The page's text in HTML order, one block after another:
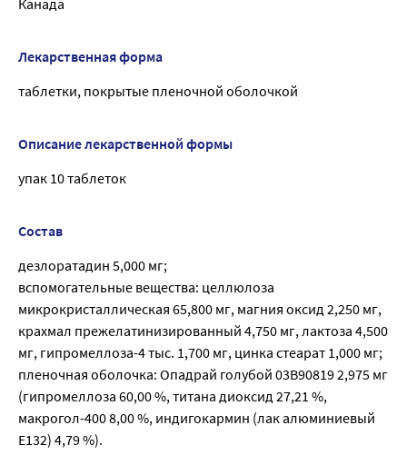
Канада
Лекарственная форма
таблетки, покрытые пленочной оболочкой
Описание лекарственной формы
упак 10 таблеток
Состав
дезлоратадин 5,000 мг;
вспомогательные вещества: целлюлоза
микрокристаллическая 65,800 мг, магния оксид 2,250 мг,
крахмал прежелатинизированный 4,750 мг, лактоза 4,500
мг, гипромеллоза-4 тыс. 1,700 мг, цинка стеарат 1,000 мг;
пленочная оболочка: Опадрай голубой 03В90819 2,975 мг
(гипромеллоза 60,00 %, титана диоксид 27,21 %,
макрогол-400 8,00 %, индигокармин (лак алюминиевый
Е132) 4,79 %).